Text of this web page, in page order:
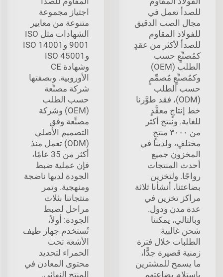
للصدأ تعمل في
مجال الصب الدقيق
للفولاذ المقاوم
للصدأ لأكثر من عقدٍ
كمُصنِّعٍ حسب
الطلب (OEM)
وكمُصنِّعٍ مُصمِّمٍ
حسب الطلب
(ODM)، فقد طوَّرنا
خط إنتاجٍ معقَّدٍ
للغاية. وننتج أكثر
من ٣٠٠٠ منتجٍ
مختلفٍ، ولدينا في
المخزون جميع
أحدث المنتجات
رواجًا. ولتخزين
بضاعتنا، أنشأنا ثلاثة
مراكز تخزين في
عدة مدن ودول.
وبالتالي، يمكننا
شحن غالبية
الطلبات خلال فترة
زمنية قصيرة جدًّا،
ما يسمح للمشترين
باستلام بضاعتهم
اجتياز مجموعة
متنوعة من معايير
الشهادات مثل ISO
9001 وISO 14001
وISO 45001
وشهادة CE
الأوروبية. وبصفتها
شركة مصنِّعة
حسب الطلب
(OEM) وشركة
مصنِّعة وفق
التصميم الأصلي
(ODM) تعمل منذ
أكثر من 35 عامًا،
فإن عملية ضبط
الجودة لديها ناضجة
ومنهجية. وتمر
منتجاتنا بثلاث
مراحل لضبط
الجودة: أولاً،
تُستخدم جهاز طيف
الأشعة تحت
الحمراء لتحديد
محتوى المعادن في
المنتج النهائي.